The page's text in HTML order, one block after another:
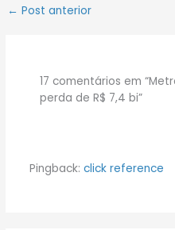
← Post anterior
17 comentários em
perda de R$ 7,4 bi”
Pingback: click reference